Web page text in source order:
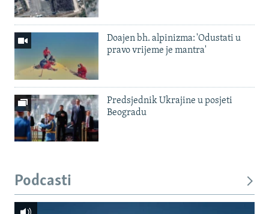
Doajen bh. alpinizma: 'Odustati u
pravo vrijeme je mantra'
Predsjednik Ukrajine u posjeti
Beogradu
Podcasti